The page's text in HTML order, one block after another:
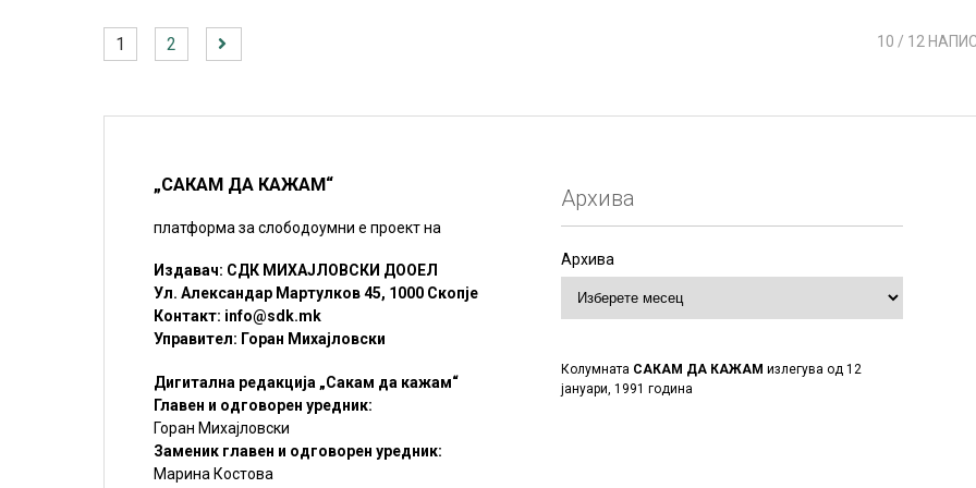
1 2 10 / 12
„САКАМ ДА КАЖАМ“
платформа за слободоумни е проект на
Издавач: СДК МИХАЈЛОВСКИ ДООЕЛ
Ул. Александар Мартулков 45, 1000 Скопје
Контакт: info@sdk.mk
Управител: Горан Михајловски
Дигитална редакција „Сакам да кажам“
Главен и одговорен уредник:
Горан Михајловски
Заменик главен и одговорен уредник:
Марина Костова
Архива
Архива
Колумната САКАМ ДА КАЖАМ излегува од 12
јануари, 1991 година